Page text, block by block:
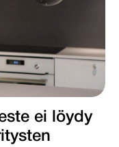
ei löydy